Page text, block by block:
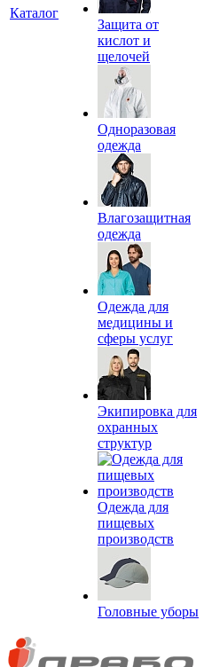
Каталог
Защита от
кислот и
щелочей
Одноразовая
одежда
Влагозащитная
одежда
Одежда для
медицины и
сферы услуг
Экипировка для
охранных
структур
Одежда для
пищевых
производств
Головные уборы